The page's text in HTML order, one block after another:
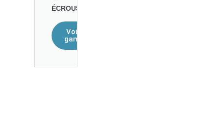
ÉCROUS
Voir la
gamme